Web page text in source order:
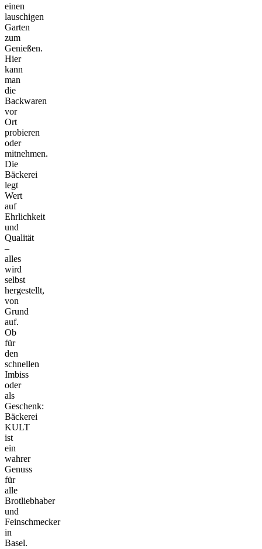
einen
lauschigen
Garten
zum
Genießen.
Hier
kann
man
die
Backwaren
vor
Ort
probieren
oder
mitnehmen.
Die
Bäckerei
legt
Wert
auf
Ehrlichkeit
und
Qualität
–
alles
wird
selbst
hergestellt,
von
Grund
auf.
Ob
für
den
schnellen
Imbiss
oder
als
Geschenk:
Bäckerei
KULT
ist
ein
wahrer
Genuss
für
alle
Brotliebhaber
und
Feinschmecker
in
Basel.